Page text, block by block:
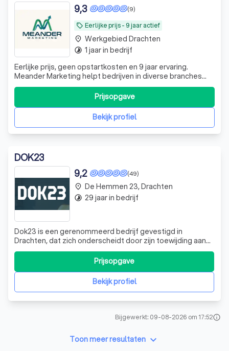
local_offer Eerlijke prijs - 9 jaar actief
(9)
9,3
Eerlijke prijs, geen opstartkosten en 9 jaar ervaring.
Meander Marketing helpt bedrijven in diverse branches
met marketing via SEO en SEA (Google & Bing Ads) voor
meer zichtbaarheid en klanten.
Bekijk profiel
Prijsopgave
place Werkgebied Drachten
timelapse 1 jaar in bedrijf
DOK23
(49)
9,2
Dok23 is een gerenommeerd bedrijf gevestigd in
Drachten, dat zich onderscheidt door zijn toewijding aan
privacy en gegevensbeveiliging. Wij zijn trots op onze
transparantie en zorgvuldigheid in het omgaan met
persoonlijke gegevens van onze klanten. Onze diensten
zijn ontworpen met het oog op de beho
Bekijk profiel
Prijsopgave
place De Hemmen 23, Drachten
timelapse 29 jaar in bedrijf
Bijgewerkt: 09-08-2026 om 17:52info
Toon meer resultaten keyboard_arrow_down